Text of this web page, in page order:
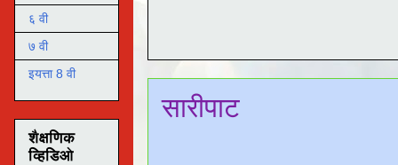
सारीपाट
६ वी
७ वी
इयत्ता 8 वी
शैक्षणिक
व्हिडिओ